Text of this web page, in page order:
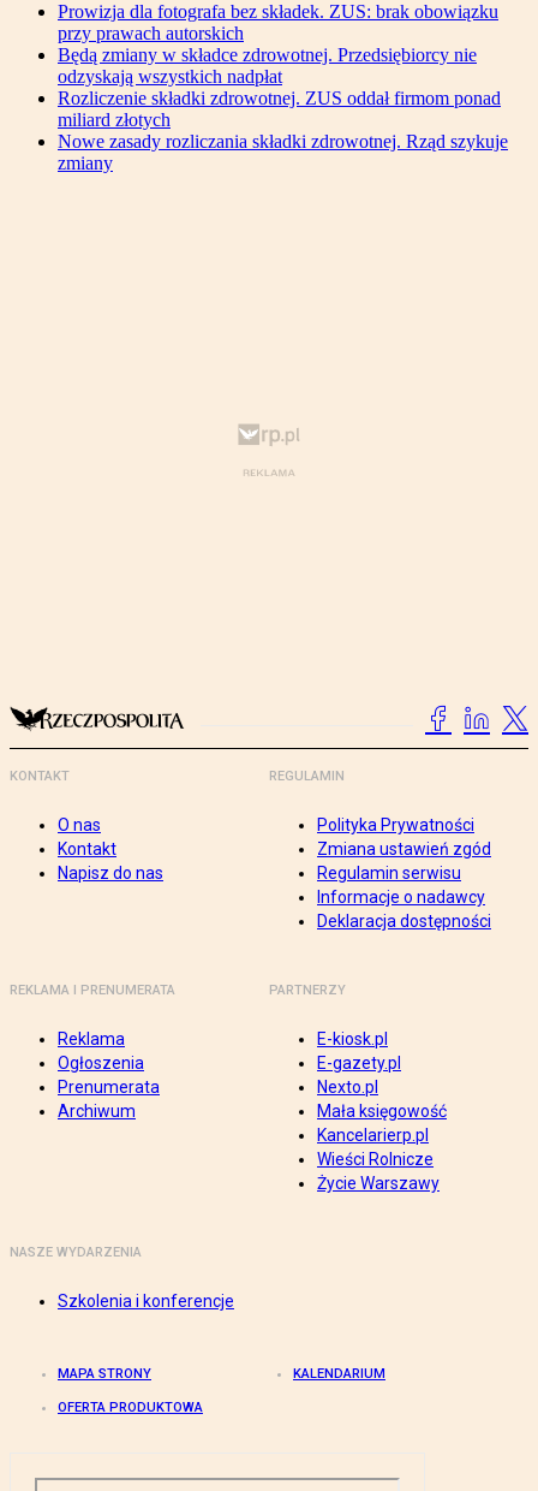
Prowizja dla fotografa bez składek. ZUS: brak obowiązku
przy prawach autorskich
Będą zmiany w składce zdrowotnej. Przedsiębiorcy nie
odzyskają wszystkich nadpłat
Rozliczenie składki zdrowotnej. ZUS oddał firmom ponad
miliard złotych
Nowe zasady rozliczania składki zdrowotnej. Rząd szykuje
zmiany
KONTAKT
O nas
Kontakt
Napisz do nas
REGULAMIN
Polityka Prywatności
Zmiana ustawień zgód
Regulamin serwisu
Informacje o nadawcy
Deklaracja dostępności
REKLAMA I PRENUMERATA
Reklama
Ogłoszenia
Prenumerata
Archiwum
PARTNERZY
E-kiosk.pl
E-gazety.pl
Nexto.pl
Mała księgowość
Kancelarierp.pl
Wieści Rolnicze
Życie Warszawy
NASZE WYDARZENIA
Szkolenia i konferencje
MAPA STRONY KALENDARIUM
OFERTA PRODUKTOWA